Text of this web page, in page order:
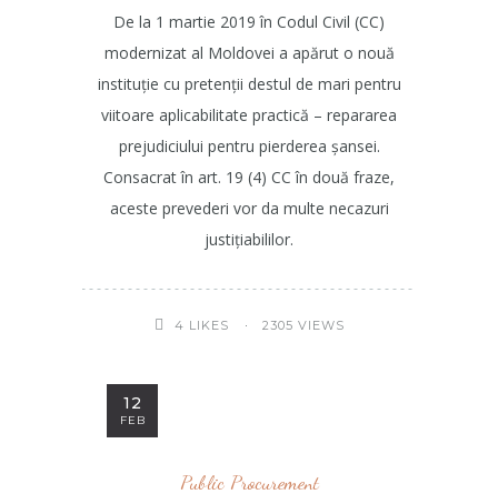
De la 1 martie 2019 în Codul Civil (CC)
modernizat al Moldovei a apărut o nouă
instituție cu pretenții destul de mari pentru
viitoare aplicabilitate practică – repararea
prejudiciului pentru pierderea șansei.
Consacrat în art. 19 (4) CC în două fraze,
aceste prevederi vor da multe necazuri
justițiabililor.
4 LIKES 2305 VIEWS
12
FEB
Public Procurement